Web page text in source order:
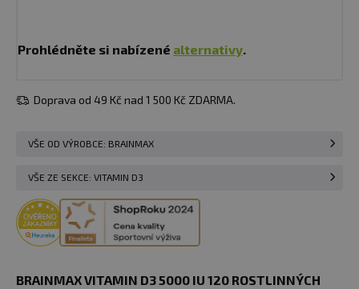
Prohlédněte si nabízené alternativy.
Doprava od 49 Kč nad 1 500 Kč ZDARMA.
VŠE OD VÝROBCE: BRAINMAX
VŠE ZE SEKCE: VITAMIN D3
BRAINMAX VITAMIN D3 5000 IU 120 ROSTLINNÝCH